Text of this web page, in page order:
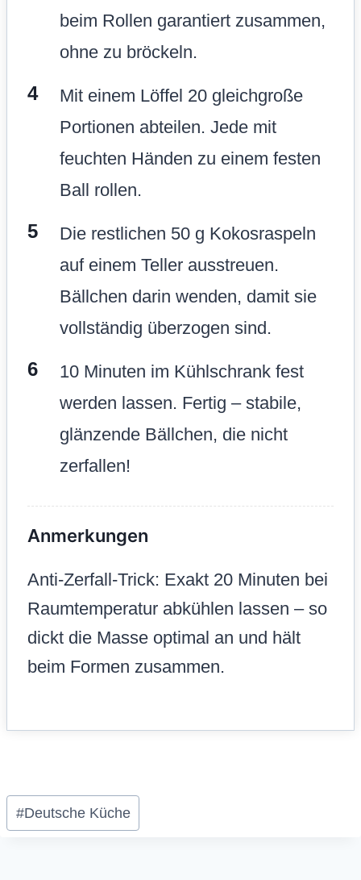
beim Rollen garantiert zusammen,
ohne zu bröckeln.
Mit einem Löffel 20 gleichgroße
Portionen abteilen. Jede mit
feuchten Händen zu einem festen
Ball rollen.
Die restlichen 50 g Kokosraspeln
auf einem Teller ausstreuen.
Bällchen darin wenden, damit sie
vollständig überzogen sind.
10 Minuten im Kühlschrank fest
werden lassen. Fertig – stabile,
glänzende Bällchen, die nicht
zerfallen!
Anmerkungen
Anti-Zerfall-Trick: Exakt 20 Minuten bei
Raumtemperatur abkühlen lassen – so
dickt die Masse optimal an und hält
beim Formen zusammen.
Schlagworte:
#Deutsche Küche